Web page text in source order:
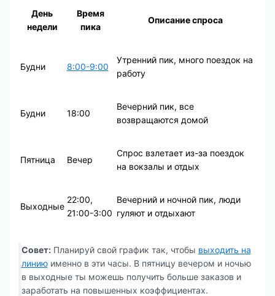
День
недели
Время
пика
Описание спроса
Будни 8:00-9:00
Утренний пик, много поездок на
работу
Будни 18:00
Вечерний пик, все
возвращаются домой
Пятница Вечер
Спрос взлетает из-за поездок
на вокзалы и отдых
Выходные
22:00,
21:00-3:00
Вечерний и ночной пик, люди
гуляют и отдыхают
Совет:Планируй свой график так, чтобы выходить на
линиюименно в эти часы. В пятницу вечером и ночью
в выходные ты можешь получить больше заказов и
заработать на повышенных коэффициентах.